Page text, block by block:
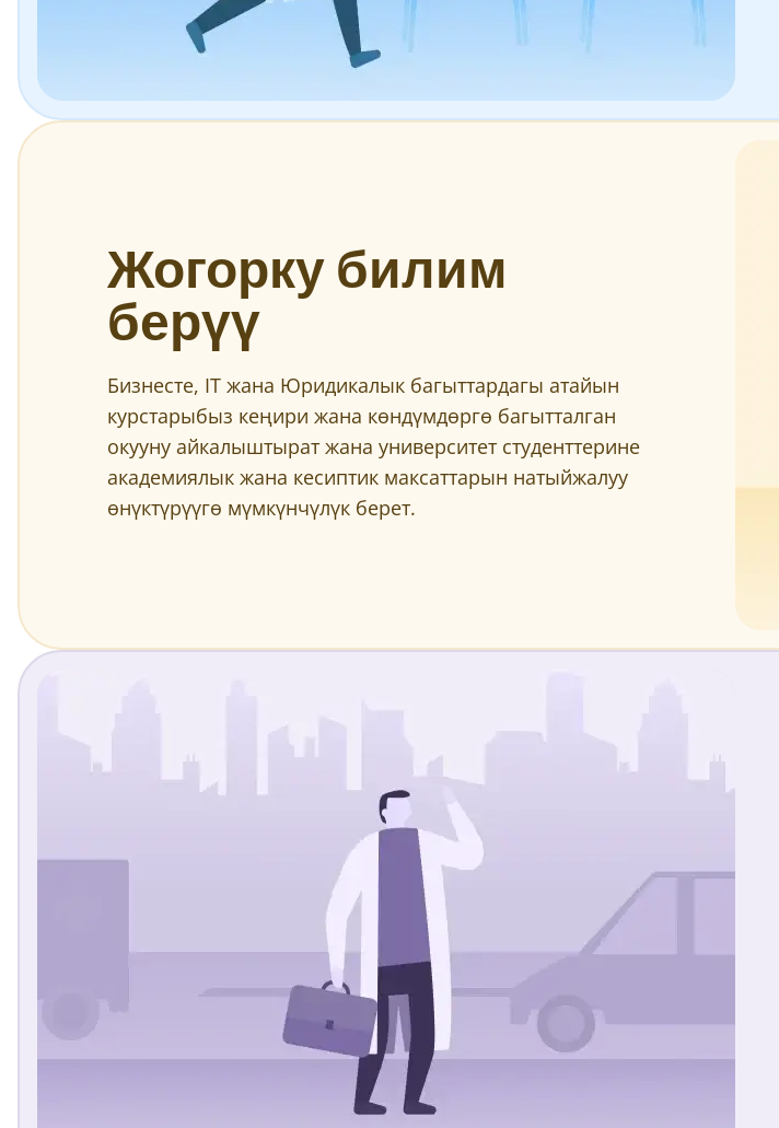
Жогорку билим
берүү
Бизнесте, IT жана Юридикалык багыттардагы атайын
курстарыбыз кеңири жана көндүмдөргө багытталган
окууну айкалыштырат жана университет студенттерине
академиялык жана кесиптик максаттарын натыйжалуу
өнүктүрүүгө мүмкүнчүлүк берет.